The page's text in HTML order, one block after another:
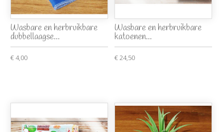
Wasbare en herbruikbare
dubbellaagse...
€ 4,00
Wasbare en herbruikbare
katoenen...
€ 24,50